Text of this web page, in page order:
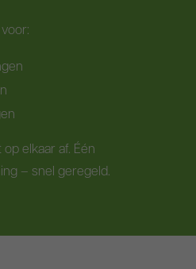
elkaar af. Één
– snel geregeld.